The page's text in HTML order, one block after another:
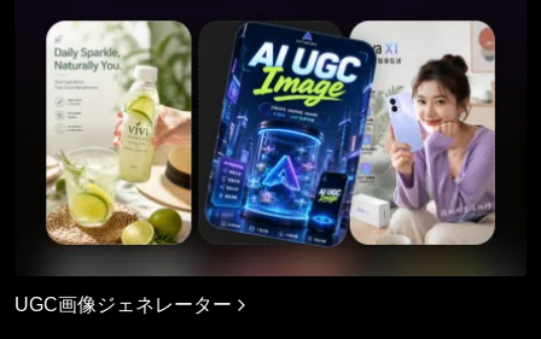
UGC画像ジェネレーター